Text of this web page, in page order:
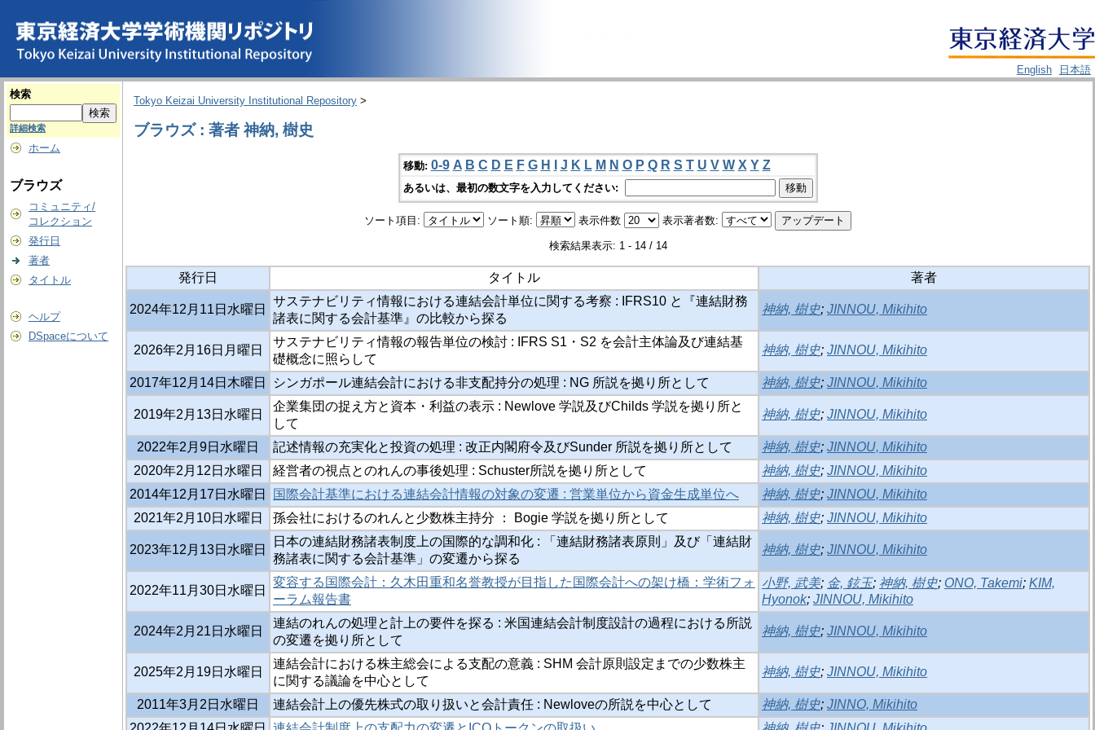
English
日本語
検索
詳細検索
ホーム
ブラウズ
コミュニティ/
コレクション
発行日
著者
タイトル
ヘルプ
DSpaceについて
Tokyo Keizai University Institutional Repository >
ブラウズ : 著者 神納, 樹史
移動: 0-9 A B C D E F G H J K L M N O P Q R S T U V W X Y Z
あるいは、最初の数文字を入力してください:
ソート項目: ソート順: 表示件数 表示著者数:
検索結果表示: 1 - 14 / 14
発行日 タイトル 著者
2024年12月11日水曜日
サステナビリティ情報における連結会計単位に関する考察 : IFRS10 と『連結財務
諸表に関する会計基準』の比較から探る
神納, 樹史; JINNOU, Mikihito
2026年2月16日月曜日
サステナビリティ情報の報告単位の検討 : IFRS S1・S2 を会計主体論及び連結基
礎概念に照らして
神納, 樹史; JINNOU, Mikihito
2017年12月14日木曜日 シンガポール連結会計における非支配持分の処理 : NG 所説を拠り所として 神納, 樹史; JINNOU, Mikihito
2019年2月13日水曜日
企業集団の捉え方と資本・利益の表示 : Newlove 学説及びChilds 学説を拠り所と
して
神納, 樹史; JINNOU, Mikihito
2022年2月9日水曜日 記述情報の充実化と投資の処理 : 改正内閣府令及びSunder 所説を拠り所として 神納, 樹史; JINNOU, Mikihito
2020年2月12日水曜日
経営者の視点とのれんの事後処理 : Schuster所説を拠り所として 神納, 樹史; JINNOU, Mikihito
2014年12月17日水曜日
国際会計基準における連結会計情報の対象の変遷 : 営業単位から資金生成単位へ 神納, 樹史; JINNOU, Mikihito
2021年2月10日水曜日
孫会社におけるのれんと少数株主持分 ： Bogie 学説を拠り所として 神納, 樹史; JINNOU, Mikihito
2023年12月13日水曜日
日本の連結財務諸表制度上の国際的な調和化 : 「連結財務諸表原則」及び「連結財
務諸表に関する会計基準」の変遷から探る
神納, 樹史; JINNOU, Mikihito
2022年11月30日水曜日
変容する国際会計：久木田重和名誉教授が目指した国際会計への架け橋：学術フォ
ーラム報告書
小野, 武美; 金, 鉉玉; 神納, 樹史; ONO, Takemi; KIM,
Hyonok; JINNOU, Mikihito
2024年2月21日水曜日
連結のれんの処理と計上の要件を探る : 米国連結会計制度設計の過程における所説
の変遷を拠り所として
神納, 樹史; JINNOU, Mikihito
2025年2月19日水曜日
連結会計における株主総会による支配の意義 : SHM 会計原則設定までの少数株主
に関する議論を中心として
神納, 樹史; JINNOU, Mikihito
2011年3月2日水曜日 連結会計上の優先株式の取り扱いと会計責任 : Newloveの所説を中心として 神納, 樹史; JINNO, Mikihito